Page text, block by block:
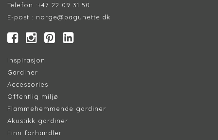
Telefon :+47 22 09 31 50
E-post : norge@pagunette.dk
Inspirasjon
Gardiner
Accessories
Offentlig miljø
Flammehemmende gardiner
Akustikk gardiner
Finn forhandler